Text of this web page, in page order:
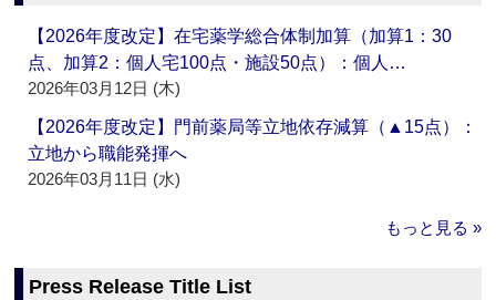
【2026年度改定】在宅薬学総合体制加算（加算1：30
点、加算2：個人宅100点・施設50点）：個人…
2026年03月12日 (木)
【2026年度改定】門前薬局等立地依存減算（▲15点）：
立地から職能発揮へ
2026年03月11日 (水)
もっと見る »
Press Release Title List